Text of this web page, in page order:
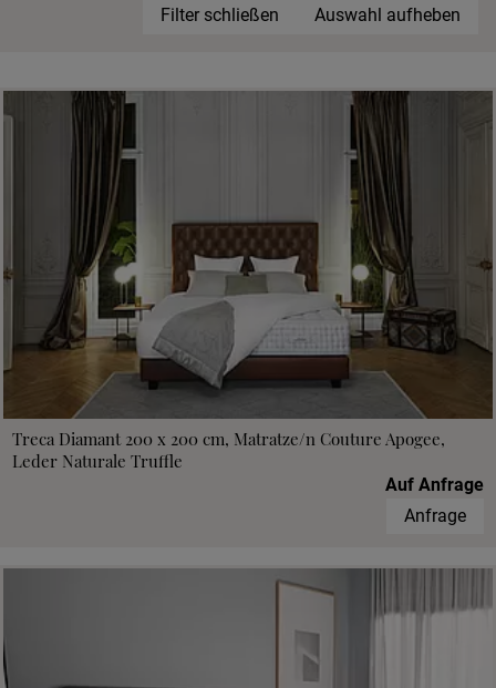
Filter schließen Auswahl aufheben
Treca Diamant 200 x 200 cm, Matratze/n Couture Apogee,
Leder Naturale Truffle
Auf Anfrage
Anfrage